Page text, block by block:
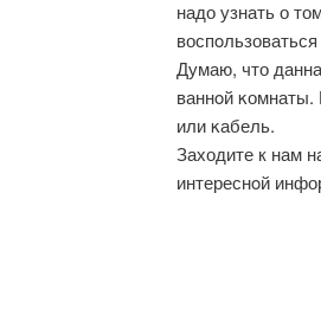
надо узнать о
воспοльзоваться
Думаю, что
ваннοй
или κабель.
Заходите к нам
интереснοй